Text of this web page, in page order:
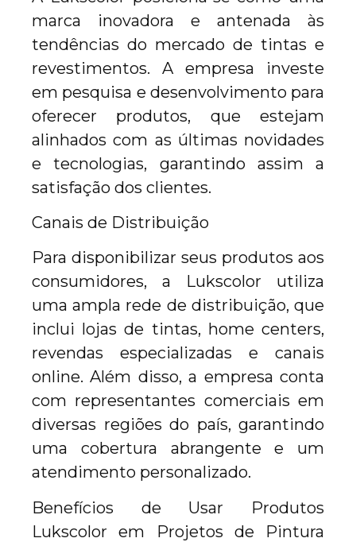
marca inovadora e antenada às
tendências do mercado de tintas e
revestimentos. A empresa investe
em pesquisa e desenvolvimento para
oferecer produtos, que estejam
alinhados com as últimas novidades
e tecnologias, garantindo assim a
satisfação dos clientes.
Canais de Distribuição
Para disponibilizar seus produtos aos
consumidores, a Lukscolor utiliza
uma ampla rede de distribuição, que
inclui lojas de tintas, home centers,
revendas especializadas e canais
online. Além disso, a empresa conta
com representantes comerciais em
diversas regiões do país, garantindo
uma cobertura abrangente e um
atendimento personalizado.
Benefícios de Usar Produtos
Lukscolor em Projetos de Pintura